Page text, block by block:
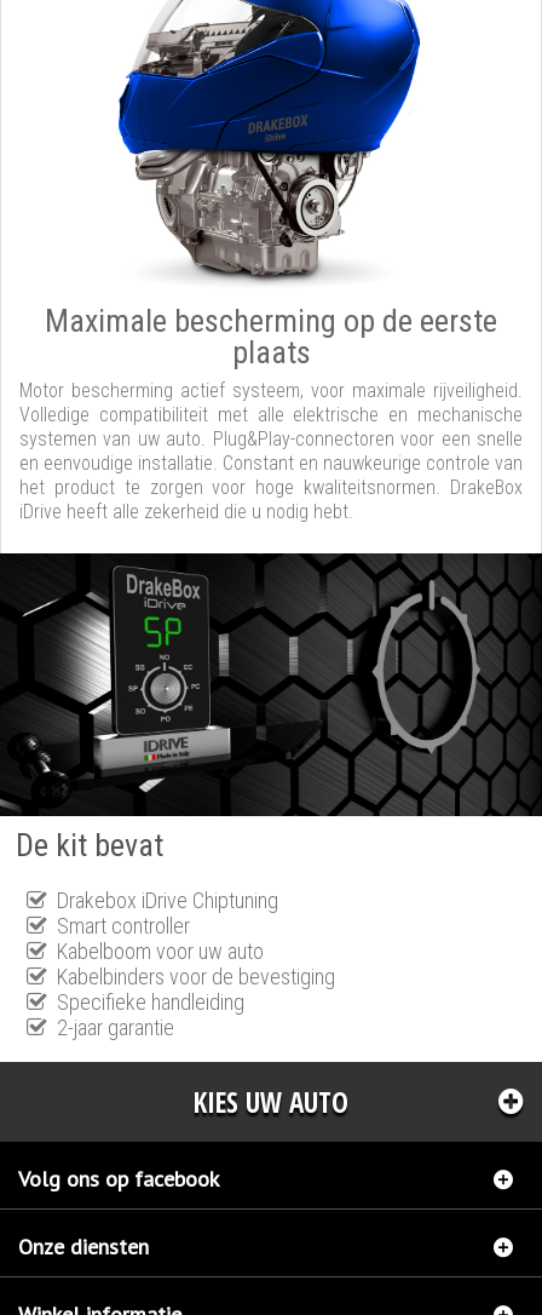
Maximale bescherming op de eerste
plaats
Motor bescherming actief systeem, voor maximale rijveiligheid.
Volledige compatibiliteit met alle elektrische en mechanische
systemen van uw auto. Plug&Play-connectoren voor een snelle
en eenvoudige installatie. Constant en nauwkeurige controle van
het product te zorgen voor hoge kwaliteitsnormen. DrakeBox
iDrive heeft alle zekerheid die u nodig hebt.
De kit bevat
Drakebox iDrive Chiptuning
Smart controller
Kabelboom voor uw auto
Kabelbinders voor de bevestiging
Specifieke handleiding
2-jaar garantie
KIES UW AUTO
Volg ons op facebook
Onze diensten